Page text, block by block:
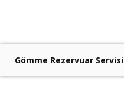
Gömme Rezervuar Servisi